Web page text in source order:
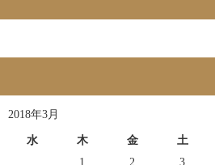
2018年3月
水 木 金
土
1
2 3